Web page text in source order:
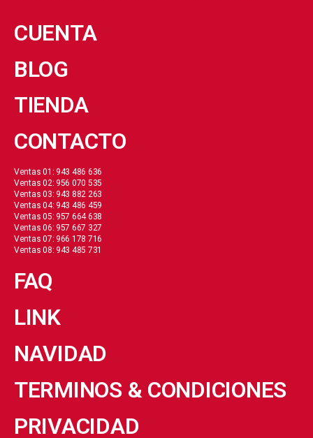
CUENTA
BLOG
TIENDA
CONTACTO
Ventas 01: 943 486 636
Ventas 02: 956 070 535
Ventas 03: 943 882 263
Ventas 04: 943 486 459
Ventas 05: 957 664 638
Ventas 06: 957 667 327
Ventas 07: 966 178 716
Ventas 08: 943 485 731
FAQ
LINK
NAVIDAD
TERMINOS & CONDICIONES
PRIVACIDAD